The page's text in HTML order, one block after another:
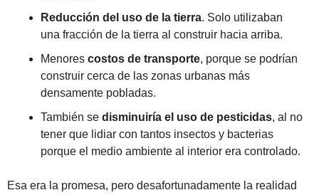
Reducción del uso de la tierra. Solo utilizaban
una fracción de la tierra al construir hacia arriba.
Menores costos de transporte, porque se podrían
construir cerca de las zonas urbanas más
densamente pobladas.
También se disminuiría el uso de pesticidas, al no
tener que lidiar con tantos insectos y bacterias
porque el medio ambiente al interior era controlado.
Esa era la promesa, pero desafortunadamente la realidad